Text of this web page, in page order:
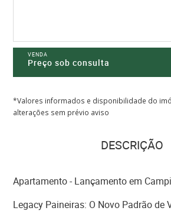
VENDA
Preço sob consulta
*Valores informados e disponibilidade do
alterações sem prévio aviso
DESCRIÇÃO
Apartamento - Lançamento em
Legacy Paineiras: O Novo Padrão de